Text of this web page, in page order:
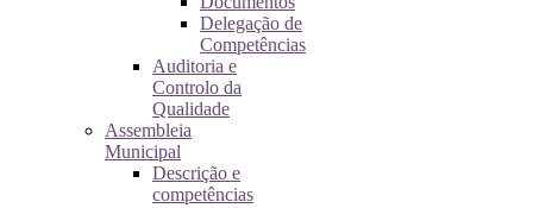
Delegação de
Competências
Auditoria e
Controlo da
Qualidade
Assembleia
Municipal
Descrição e
competências